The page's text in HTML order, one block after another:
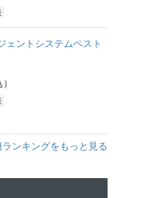
ェントシステムベスト
ランキングをもっと見る